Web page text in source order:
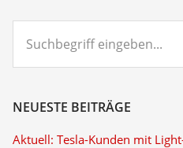
eingeben...
NEUESTE BEITRÄGE
Aktuell: Tesla-Kunden mit